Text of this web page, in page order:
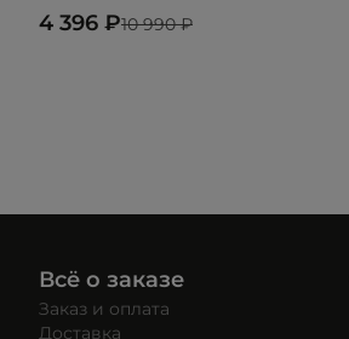
10 990 ₽
4 396 ₽
Всё о заказе
Заказ и оплата
Доставка